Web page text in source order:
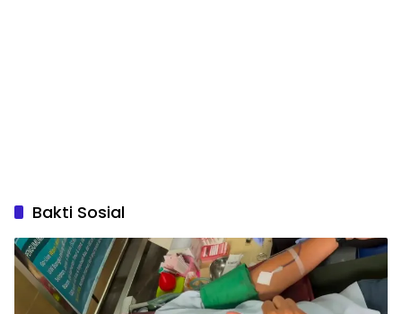
Bakti Sosial